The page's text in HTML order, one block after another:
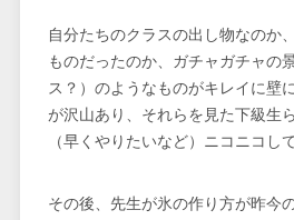
自分たちのクラスの出し物なのか
ものだったのか、ガチャガチャの
ス？）のようなものがキレイに壁
が沢山あり、それらを見た下級生
（早くやりたいなど）ニコニコして
その後、先生が氷の作り方が昨今